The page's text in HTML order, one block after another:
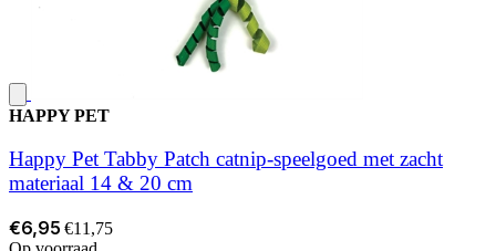
HAPPY PET
Happy Pet Tabby Patch catnip-speelgoed met zacht
materiaal 14 & 20 cm
€6,95 €11,75